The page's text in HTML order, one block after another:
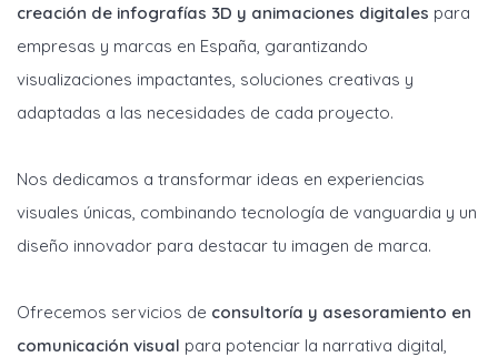
creación de infografías 3D y animaciones digitales para
empresas y marcas en España, garantizando
visualizaciones impactantes, soluciones creativas y
adaptadas a las necesidades de cada proyecto.
Nos dedicamos a transformar ideas en experiencias
visuales únicas, combinando tecnología de vanguardia y un
diseño innovador para destacar tu imagen de marca.
Ofrecemos servicios de consultoría y asesoramiento en
comunicación visual para potenciar la narrativa digital,